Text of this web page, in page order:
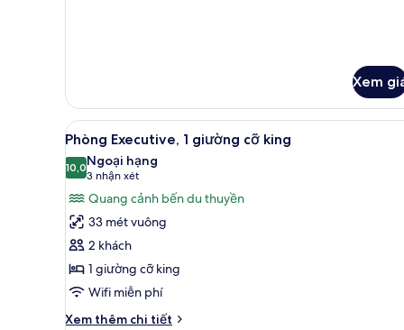
Xem
Xem
tất
cả
ảnh
Phòng
Executive,
1
giường
cỡ
king
4
Phòng Executive, 1 giường cỡ king
10,010,0 trên 10
Ngoại hạng
3 nhận xét
(3
nhận
xét)
Quang cảnh bến du thuyền
33 mét vuông
2 khách
1 giường cỡ king
Wifi miễn phí
Xem thêm chi tiết
Chi